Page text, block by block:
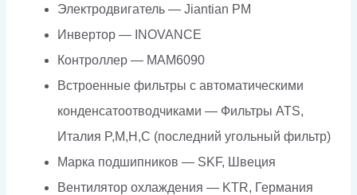
Электродвигатель — Jiantian PM
Инвертор — INOVANCE
Контроллер — МАМ6090
Встроенные фильтры с автоматическими
конденсатоотводчиками — Фильтры ATS,
Италия P,M,H,C (последний угольный фильтр)
Марка подшипников — SKF, Швеция
Вентилятор охлаждения — KTR, Германия